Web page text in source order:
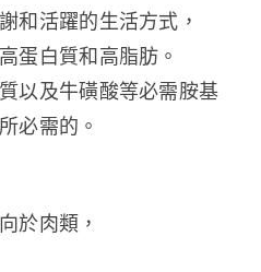
和活躍的生活方式，
蛋白質和高脂肪。
以及牛磺酸等必需胺基
必需的。
於肉類，